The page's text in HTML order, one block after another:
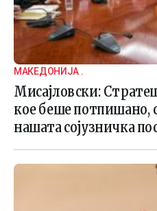
МАКЕДОНИЈА .
Мисајловски:
кое беше потпишано,
нашата сојузничка